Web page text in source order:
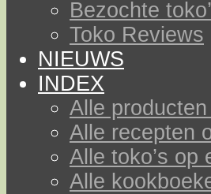
Bezochte
Toko Reviews
NIEUWS
INDEX
Alle
Alle recepten
Alle toko’s op
Alle